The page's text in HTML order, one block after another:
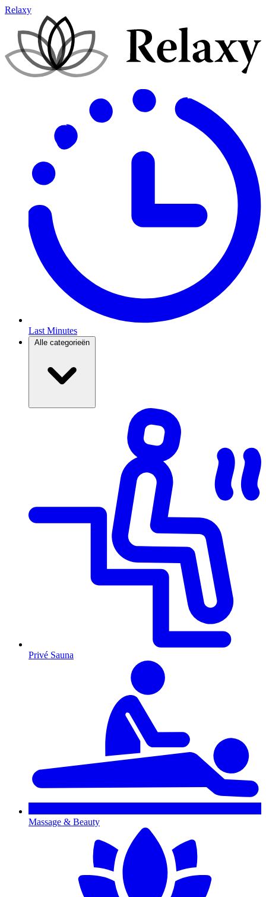
Relaxy
Last Minutes
Alle categorieën
Privé Sauna
Massage & Beauty